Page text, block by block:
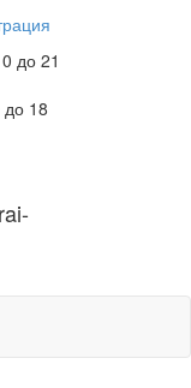
до 21
18